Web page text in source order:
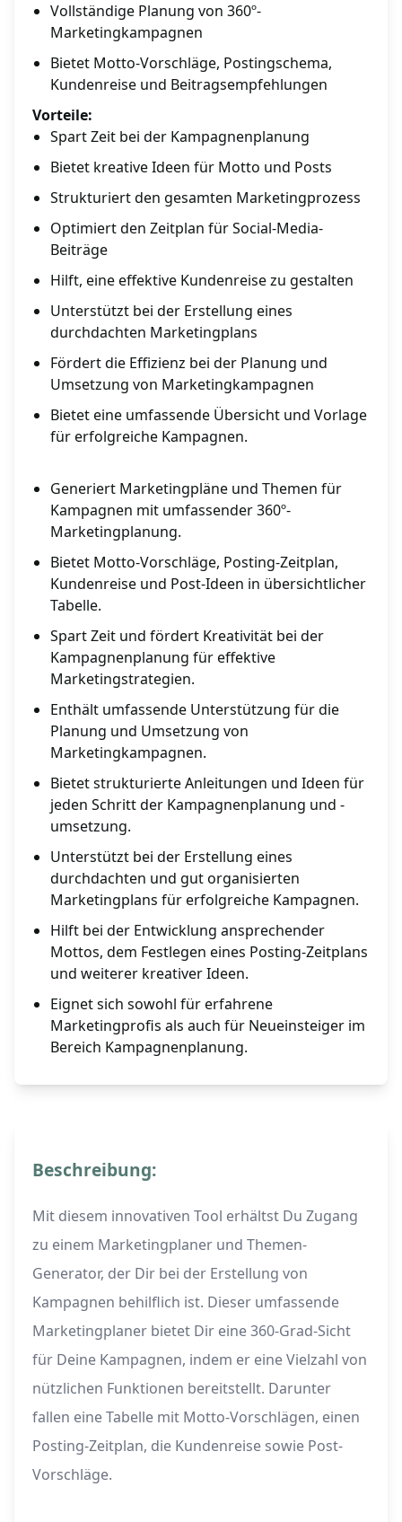
Vollständige Planung von 360º-
Marketingkampagnen
Bietet Motto-Vorschläge, Postingschema,
Kundenreise und Beitragsempfehlungen
Vorteile:
Spart Zeit bei der Kampagnenplanung
Bietet kreative Ideen für Motto und Posts
Strukturiert den gesamten Marketingprozess
Optimiert den Zeitplan für Social-Media-
Beiträge
Hilft, eine effektive Kundenreise zu gestalten
Unterstützt bei der Erstellung eines
durchdachten Marketingplans
Fördert die Effizienz bei der Planung und
Umsetzung von Marketingkampagnen
Bietet eine umfassende Übersicht und Vorlage
für erfolgreiche Kampagnen.
Generiert Marketingpläne und Themen für
Kampagnen mit umfassender 360º-
Marketingplanung.
Bietet Motto-Vorschläge, Posting-Zeitplan,
Kundenreise und Post-Ideen in übersichtlicher
Tabelle.
Spart Zeit und fördert Kreativität bei der
Kampagnenplanung für effektive
Marketingstrategien.
Enthält umfassende Unterstützung für die
Planung und Umsetzung von
Marketingkampagnen.
Bietet strukturierte Anleitungen und Ideen für
jeden Schritt der Kampagnenplanung und -
umsetzung.
Unterstützt bei der Erstellung eines
durchdachten und gut organisierten
Marketingplans für erfolgreiche Kampagnen.
Hilft bei der Entwicklung ansprechender
Mottos, dem Festlegen eines Posting-Zeitplans
und weiterer kreativer Ideen.
Eignet sich sowohl für erfahrene
Marketingprofis als auch für Neueinsteiger im
Bereich Kampagnenplanung.
Beschreibung:
Mit diesem innovativen Tool erhältst Du Zugang
zu einem Marketingplaner und Themen-
Generator, der Dir bei der Erstellung von
Kampagnen behilflich ist. Dieser umfassende
Marketingplaner bietet Dir eine 360-Grad-Sicht
für Deine Kampagnen, indem er eine Vielzahl von
nützlichen Funktionen bereitstellt. Darunter
fallen eine Tabelle mit Motto-Vorschlägen, einen
Posting-Zeitplan, die Kundenreise sowie Post-
Vorschläge.